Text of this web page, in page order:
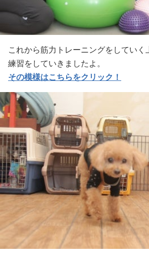
これから筋力トレーニングをしていく
練習をしていきましたよ。
その模様はこちらをクリック！